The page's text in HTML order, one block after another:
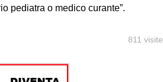
pediatra o medico curante”.
811 visite